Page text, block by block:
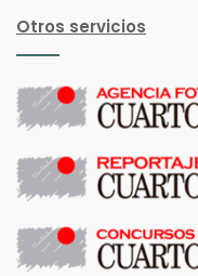
Otros servicios